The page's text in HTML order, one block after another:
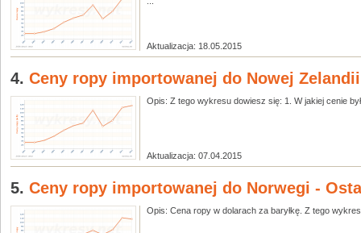
Aktualizacja: 18.05.2015
4. Ceny ropy importowanej do Nowej
Opis: Z tego wykresu dowiesz się: 1. W jakiej cenie
Aktualizacja: 07.04.2015
5. Ceny ropy importowanej do Norwegi -
Opis: Cena ropy w dolarach za baryłkę. Z tego